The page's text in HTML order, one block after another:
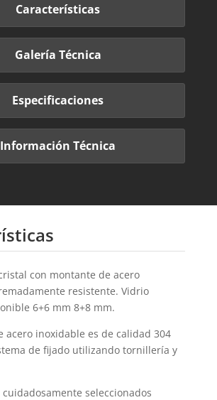
Características
Galería Técnica
Especificaciones
Información Técnica
con montante de acero
resistente. Vidrio
6+6 mm 8+8 mm.
acero inoxidable es de calidad 304
de fijado utilizando tornillería y
seleccionados